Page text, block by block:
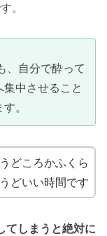
。
、自分で酔って
中させること
。
どころかふくら
どいい時間です
てしまうと絶対に